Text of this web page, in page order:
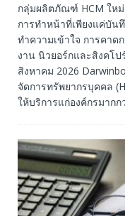
กลุ่มผลิตภัณฑ์ HCM ให
การทำหน้าที่เพียงแค่บัน
ทำความเข้าใจ การคา
งาน นิวยอร์กและสิงคโป
สิงหาคม 2026
จัดการทรัพยากรบุคคล
ให้บริการแก่องค์กรมากก